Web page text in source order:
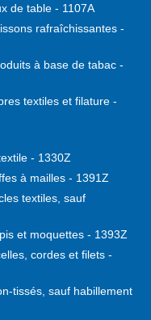
de table - 1107A
rafraîchissantes -
à base de tabac -
textiles et filature -
- 1330Z
à mailles - 1391Z
textiles, sauf
et moquettes - 1393Z
cordes et filets -
tissés, sauf habillement